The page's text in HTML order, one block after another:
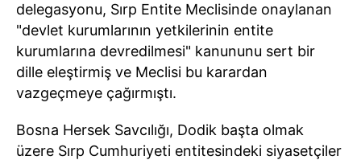
delegasyonu, Sırp Entite Meclisinde onaylanan
"devlet kurumlarının yetkilerinin entite
kurumlarına devredilmesi" kanununu sert bir
dille eleştirmiş ve Meclisi bu karardan
vazgeçmeye çağırmıştı.
Bosna Hersek Savcılığı, Dodik başta olmak
üzere Sırp Cumhuriyeti entitesindeki siyasetçiler